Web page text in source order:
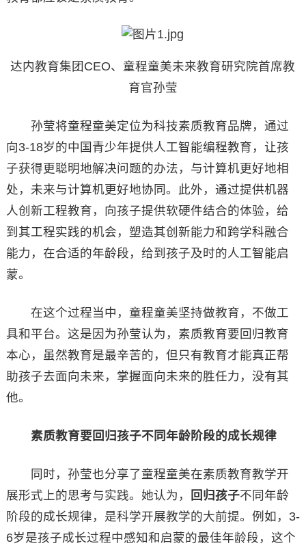
达内教育集团CEO、童程童美未来教育研究院首席教
育官孙莹
孙莹将童程童美定位为科技素质教育品牌，通过
向3-18岁的中国青少年提供人工智能编程教育，让孩
子获得更聪明地解决问题的办法，与计算机更好地相
处，未来与计算机更好地协同。此外，通过提供机器
人创新工程教育，向孩子提供软硬件结合的体验，给
到其工程实践的机会，塑造其创新能力和跨学科融合
能力，在合适的年龄段，给到孩子及时的人工智能启
蒙。
在这个过程当中，童程童美坚持做教育，不做工
具和平台。这是因为孙莹认为，素质教育要回归教育
本心，虽然教育是最辛苦的，但只有教育才能真正帮
助孩子去面向未来，掌握面向未来的胜任力，没有其
他。
素质教育要回归孩子不同年龄阶段的成长规律
同时，孙莹也分享了童程童美在素质教育教学开
展形式上的思考与实践。她认为，
回归孩子不同年龄
阶段的成长规律，是科学开展教学的大前提。例如，3-
6岁是孩子成长过程中感知和启蒙的最佳年龄段，这个